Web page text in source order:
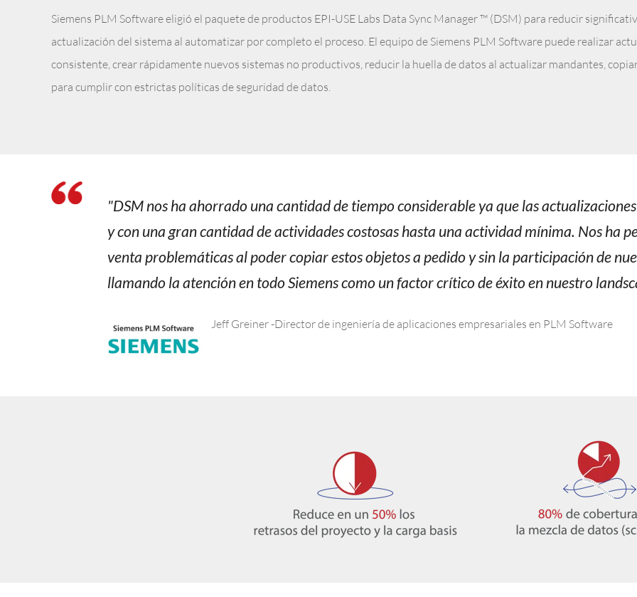
Siemens PLM Software eligió el paquete de productos EPI-USE Labs Data Sync Manager ™ (DSM) para reducir
actualización del sistema al automatizar por completo el proceso. El equipo de Siemens PLM Software puede realizar
consistente, crear rápidamente nuevos sistemas no productivos, reducir la huella de datos al actualizar mandantes,
para cumplir con estrictas políticas de seguridad de datos.
"DSM nos ha ahorrado una cantidad de tiempo considerable ya que las
y con una gran cantidad de actividades costosas hasta una actividad mínima. Nos ha
venta problemáticas al poder copiar estos objetos a pedido y sin la participación de
llamando la atención en todo Siemens como un factor crítico de éxito en nuestro
Jeff Greiner -Director de ingeniería de aplicaciones empresariales en PLM Software